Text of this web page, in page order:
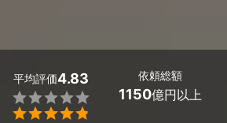
平均評価4.83


依頼総額
1150億円以上